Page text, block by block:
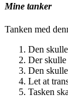
Mine tanker
Tanken med
Den
Der
Den
Let at
Tasken